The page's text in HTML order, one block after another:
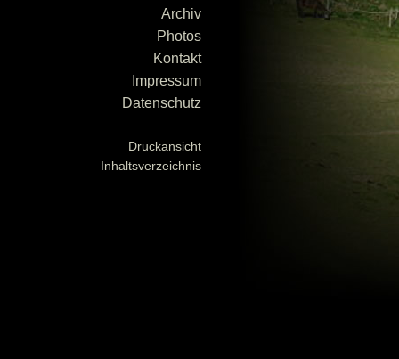
Archiv
Photos
Kontakt
Impressum
Datenschutz
Druckansicht
Inhaltsverzeichnis